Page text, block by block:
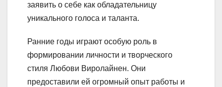
заявить о себе как обладательницу
уникального голоса и таланта.
Ранние годы играют особую роль в
формировании личности и творческого
стиля Любови Виролайнен. Они
предоставили ей огромный опыт работы и